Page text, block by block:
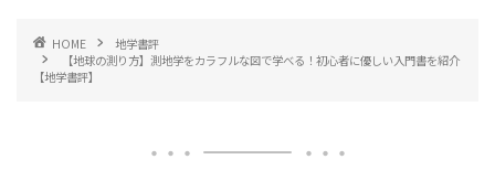
HOME
地学書評
【地球の測り方】測地学をカラフルな図で学べる！初心者に優しい入門書を紹介
【地学書評】